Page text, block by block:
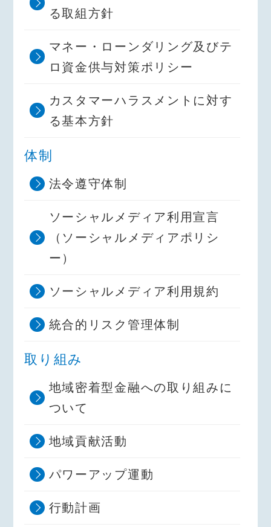
る取組方針
マネー・ローンダリング及びテ
ロ資金供与対策ポリシー
カスタマーハラスメントに対す
る基本方針
体制
法令遵守体制
ソーシャルメディア利用宣言
（ソーシャルメディアポリシ
ー）
ソーシャルメディア利用規約
統合的リスク管理体制
取り組み
地域密着型金融への取り組みに
ついて
地域貢献活動
パワーアップ運動
行動計画